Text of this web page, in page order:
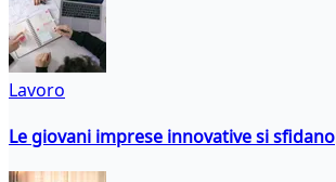
Lavoro
Le giovani imprese innovative si sfidano